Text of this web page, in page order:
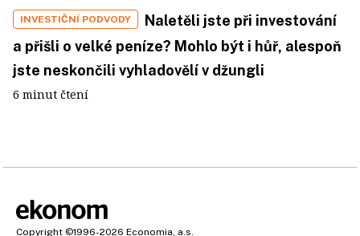
INVESTIČNÍ PODVODY
Naletěli jste při investování
a přišli o velké peníze? Mohlo být i hůř, alespoň
jste neskončili vyhladovělí v džungli
6 minut čtení
Copyright ©1996-2026 Economia, a.s.